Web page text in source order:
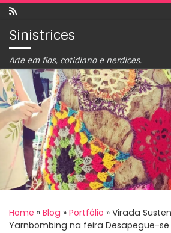
Skip to content
Sinistrices
Arte em fios, cotidiano e nerdices.
Home » Blog » Portfólio » Virada
Yarnbombing na feira Desapegue-se